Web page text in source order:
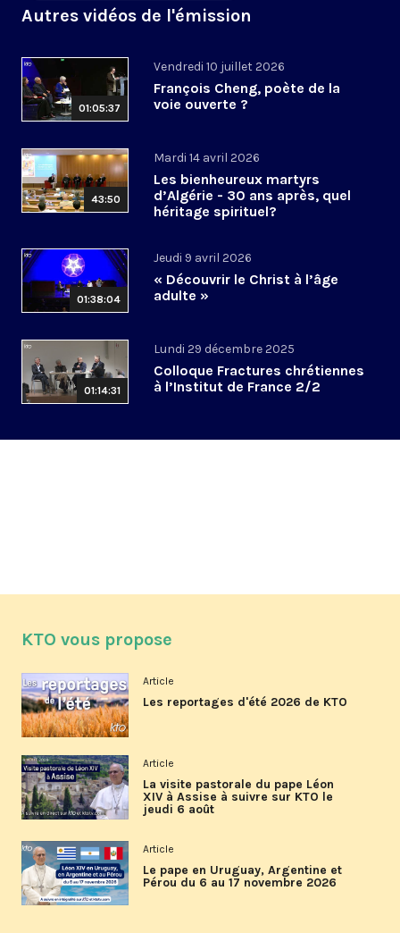
Autres vidéos de l'émission
01:05:37
Vendredi 10 juillet 2026
François Cheng, poète de la
voie ouverte ?
43:50
Mardi 14 avril 2026
Les bienheureux martyrs
d’Algérie - 30 ans après, quel
héritage spirituel?
01:38:04
Jeudi 9 avril 2026
« Découvrir le Christ à l’âge
adulte »
01:14:31
Lundi 29 décembre 2025
Colloque Fractures chrétiennes
à l’Institut de France 2/2
KTO vous propose
Article
Les reportages d'été 2026 de KTO
Article
La visite pastorale du pape Léon
XIV à Assise à suivre sur KTO le
jeudi 6 août
Article
Le pape en Uruguay, Argentine et
Pérou du 6 au 17 novembre 2026